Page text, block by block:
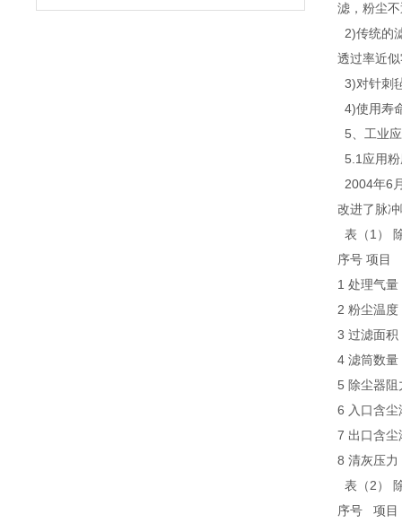
滤，粉尘
2)传统的
透过率近
3)对针刺
4)使用寿
5、工业
5.1应用
2004年6
改进了脉
表（1）
序号 项
1 处理
2 粉尘
3 过滤
4 滤筒
5 除尘
6 入口含
7 出口含
8 清灰
表（2）
序号 项